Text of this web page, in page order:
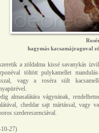
hagymás kacsamájraguval
a zöldalma kissé savanykás
töltött pulykamellet
vagy a roséra sült
almasalátára vágynának,
cheddar sajt mártással, vagy
szedereszenciával.
27)